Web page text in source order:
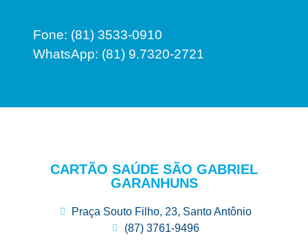
Fone: (81) 3533-0910
WhatsApp: (81) 9.7320-2721
CARTÃO SAÚDE SÃO GABRIEL
GARANHUNS
Praça Souto Filho, 23, Santo Antônio
(87) 3761-9496